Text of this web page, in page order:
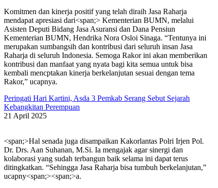
Komitmen dan kinerja positif yang telah diraih Jasa Raharja
mendapat apresiasi dari<span;> Kementerian BUMN, melalui
Asisten Deputi Bidang Jasa Asuransi dan Dana Pensiun
Kementerian BUMN, Hendrika Nora Osloi Sinaga. “Tentunya ini
merupakan sumbangsih dan kontribusi dari seluruh insan Jasa
Raharja di seluruh Indonesia. Semoga Rakor ini akan memberikan
kontribusi dan manfaat yang nyata bagi kita semua untuk bisa
kembali mencptakan kinerja berkelanjutan sesuai dengan tema
Rakor,” ucapnya.
Peringati Hari Kartini, Asda 3 Pemkab Serang Sebut Sejarah
Kebangkitan Perempuan
21 April 2025
<span;>Hal senada juga disampaikan Kakorlantas Polri Irjen Pol.
Dr. Drs. Aan Suhanan, M.Si. Ia mengajak agar sinergi dan
kolaborasi yang sudah terbangun baik selama ini dapat terus
ditingkatkan. “Sehingga Jasa Raharja bisa tumbuh berkelanjutan,”
ucapny<span;><span;>a.